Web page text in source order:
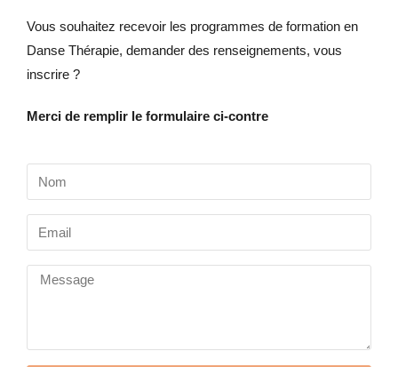
Vous souhaitez recevoir les programmes de formation en
Danse Thérapie, demander des renseignements, vous
inscrire ?
Merci de remplir le formulaire ci-contre